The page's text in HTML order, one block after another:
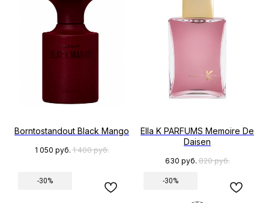
Borntostandout Black Mango
1 050 руб. 1 400 руб.
Ella K PARFUMS Memoire De
Daisen
630 руб. 820 руб.
-30% -30%